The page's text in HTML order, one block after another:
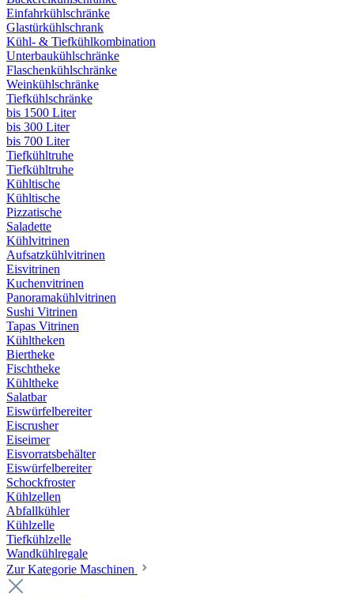
Einfahrkühlschränke
Glastürkühlschrank
Kühl- & Tiefkühlkombination
Unterbaukühlschränke
Flaschenkühlschränke
Weinkühlschränke
Tiefkühlschränke
bis 1500 Liter
bis 300 Liter
bis 700 Liter
Tiefkühltruhe
Tiefkühltruhe
Kühltische
Kühltische
Pizzatische
Saladette
Kühlvitrinen
Aufsatzkühlvitrinen
Eisvitrinen
Kuchenvitrinen
Panoramakühlvitrinen
Sushi Vitrinen
Tapas Vitrinen
Kühltheken
Biertheke
Fischtheke
Kühltheke
Salatbar
Eiswürfelbereiter
Eiscrusher
Eiseimer
Eisvorratsbehälter
Eiswürfelbereiter
Schockfroster
Kühlzellen
Abfallkühler
Kühlzelle
Tiefkühlzelle
Wandkühlregale
Zur Kategorie Maschinen